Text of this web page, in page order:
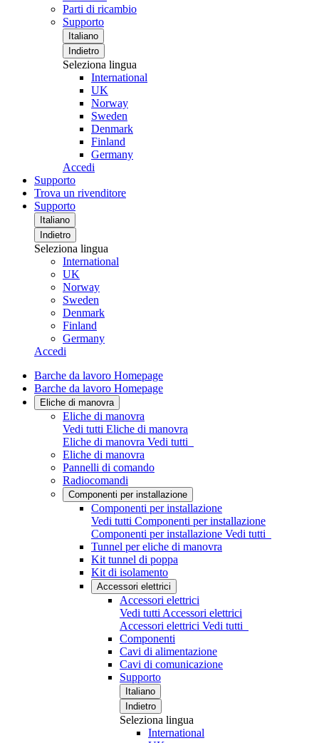
Parti di ricambio
Supporto
Italiano
Indietro
Seleziona lingua
International
UK
Norway
Sweden
Denmark
Finland
Germany
Accedi
Supporto
Trova un rivenditore
Supporto
Italiano
Indietro
Seleziona lingua
International
UK
Norway
Sweden
Denmark
Finland
Germany
Accedi
Barche da lavoro Homepage
Barche da lavoro Homepage
Eliche di manovra
Eliche di manovra
Vedi tutti Eliche di manovra
Eliche di manovra Vedi tutti
Eliche di manovra
Pannelli di comando
Radiocomandi
Componenti per installazione
Componenti per installazione
Vedi tutti Componenti per installazione
Componenti per installazione Vedi tutti
Tunnel per eliche di manovra
Kit tunnel di poppa
Kit di isolamento
Accessori elettrici
Accessori elettrici
Vedi tutti Accessori elettrici
Accessori elettrici Vedi tutti
Componenti
Cavi di alimentazione
Cavi di comunicazione
Supporto
Italiano
Indietro
Seleziona lingua
International